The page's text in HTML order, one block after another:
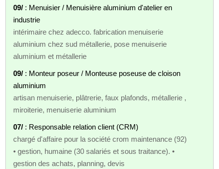
09/ : Menuisier / Menuisière aluminium d'atelier en
industrie
intérimaire chez adecco. fabrication menuiserie
aluminium chez sud métallerie, pose menuiserie
aluminium et métallerie
09/ : Monteur poseur / Monteuse poseuse de cloison
aluminium
artisan menuiserie, plâtrerie, faux plafonds, métallerie ,
miroiterie, menuiserie aluminium
07/ : Responsable relation client (CRM)
chargé d'affaire pour la société crom maintenance (92)
• gestion, humaine (30 salariés et sous traitance). •
gestion des achats, planning, devis